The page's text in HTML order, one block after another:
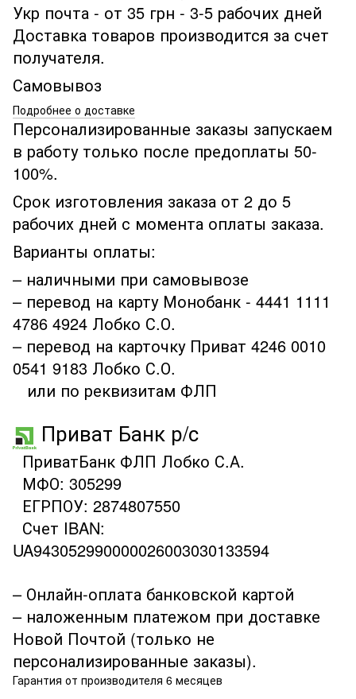
Укр почта - от 35 грн - 3-5 рабочих дней
Доставка товаров производится за счет
получателя.
Самовывоз
Подробнее о доставке
Персонализированные заказы запускаем
в работу только после предоплаты 50-
100%.
Срок изготовления заказа от 2 до 5
рабочих дней с момента оплаты заказа.
Варианты оплаты:
– наличными при самовывозе
– перевод на карту Монобанк - 4441 1111
4786 4924 Лобко С.О.
– перевод на карточку Приват 4246 0010
0541 9183 Лобко С.О.
или по реквизитам ФЛП
Приват Банк р/с
ПриватБанк ФЛП Лобко С.А.
МФО: 305299
ЕГРПОУ: 2874807550
Счет IBAN:
UA943052990000026003030133594
– Онлайн-оплата банковской картой
– наложенным платежом при доставке
Новой Почтой (только не
персонализированные заказы).
Гарантия от производителя 6 месяцев